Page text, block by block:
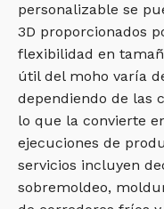
personalizable se
3D proporcionados
flexibilidad en
útil del moho varía
dependiendo de las
lo que la convierte
ejecuciones de
servicios incluyen
sobremoldeo,